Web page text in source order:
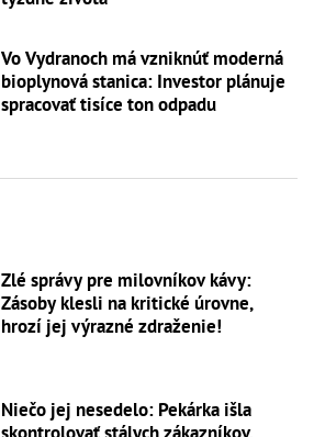
Vo Vydranoch má vzniknúť moderná
bioplynová stanica: Investor plánuje
spracovať tisíce ton odpadu
Zlé správy pre milovníkov kávy:
Zásoby klesli na kritické úrovne,
hrozí jej výrazné zdraženie!
Niečo jej nesedelo: Pekárka išla